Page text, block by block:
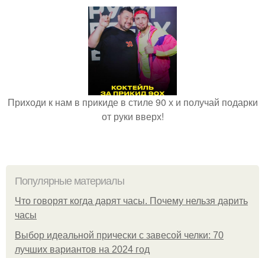
Приходи к нам в прикиде в стиле 90 х и получай подарки
от руки вверх!
Популярные материалы
Что говорят когда дарят часы. Почему нельзя дарить
часы
Выбор идеальной прически с завесой челки: 70
лучших вариантов на 2024 год